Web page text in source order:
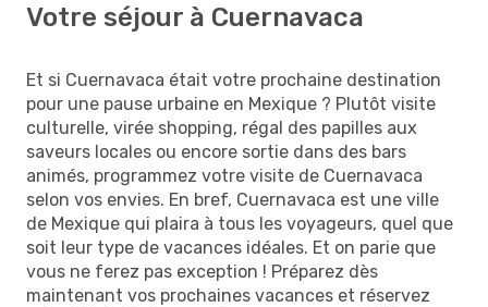
Votre séjour à Cuernavaca
Et si Cuernavaca était votre prochaine destination
pour une pause urbaine en Mexique ? Plutôt visite
culturelle, virée shopping, régal des papilles aux
saveurs locales ou encore sortie dans des bars
animés, programmez votre visite de Cuernavaca
selon vos envies. En bref, Cuernavaca est une ville
de Mexique qui plaira à tous les voyageurs, quel que
soit leur type de vacances idéales. Et on parie que
vous ne ferez pas exception ! Préparez dès
maintenant vos prochaines vacances et réservez